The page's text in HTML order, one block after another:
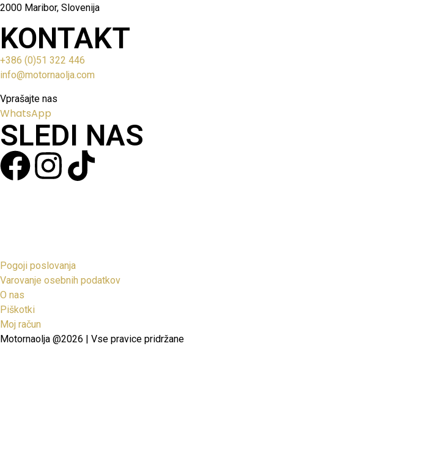
2000 Maribor, Slovenija
KONTAKT
+386 (0)51 322 446
info@motornaolja.com
Vprašajte nas
WhatsApp
SLEDI NAS
Pogoji poslovanja
Varovanje osebnih podatkov
O nas
Piškotki
Moj račun
Motornaolja @2026 | Vse pravice pridržane